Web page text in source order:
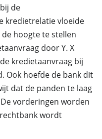
de
kredietrelatie vloeide
hoogte te stellen
door Y. X
kredietaanvraag bij
Ook hoefde de bank dit
dat de panden te laag
vorderingen worden
wordt